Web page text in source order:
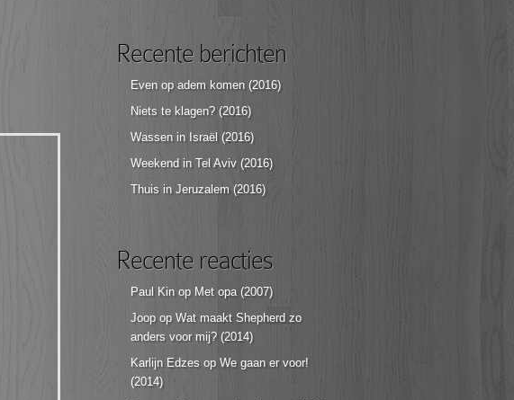
Recente berichten
Even op adem komen (2016)
Niets te klagen? (2016)
Wassen in Israël (2016)
Weekend in Tel Aviv (2016)
Thuis in Jeruzalem (2016)
Recente reacties
Paul Kin op Met opa (2007)
Joop op Wat maakt Shepherd zo
anders voor mij? (2014)
Karlijn Edzes op We gaan er voor!
(2014)